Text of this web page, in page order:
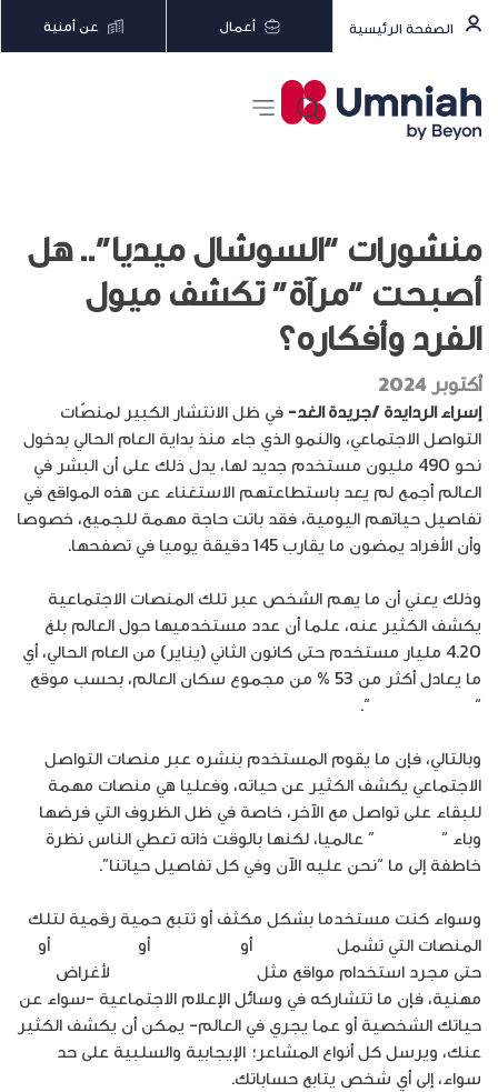
الصفحة الرئيسية أعمال عن أمنية
منشورات “السوشال ميديا”.. هل
أصبحت “مرآة” تكشف ميول
الفرد وأفكاره؟
أكتوبر 2024
إسراء الردايدة /جريدة الغد- في ظل الانتشار الكبير لمنصّات
التواصل الاجتماعي، والنمو الذي جاء منذ بداية العام الحالي بدخول
نحو 490 مليون مستخدم جديد لها، يدل ذلك على أن البشر في
العالم أجمع لم يعد باستطاعتهم الاستغناء عن هذه المواقع في
تفاصيل حياتهم اليومية، فقد باتت حاجة مهمة للجميع، خصوصا
وأن الأفراد يمضون ما يقارب 145 دقيقة يوميا في تصفحها.
وذلك يعني أن ما يهم الشخص عبر تلك المنصات الاجتماعية
يكشف الكثير عنه، علما أن عدد مستخدميها حول العالم بلغ
4.20 مليار مستخدم حتى كانون الثاني (يناير) من العام الحالي، أي
ما يعادل أكثر من 53 % من مجموع سكان العالم، بحسب موقع
“
“.
وبالتالي، فإن ما يقوم المستخدم بنشره عبر منصات التواصل
الاجتماعي يكشف الكثير عن حياته، وفعليا هي منصات مهمة
للبقاء على تواصل مع الآخر، خاصة في ظل الظروف التي فرضها
وباء “
” عالميا، لكنها بالوقت ذاته تعطي الناس نظرة
خاطفة إلى ما “نحن عليه الآن وفي كل تفاصيل حياتنا”.
وسواء كنت مستخدما بشكل مكثف أو تتبع حمية رقمية لتلك
المنصات التي تشمل
أو أو
أو
حتى مجرد استخدام مواقع مثل
لأغراض
مهنية، فإن ما تتشاركه في وسائل الإعلام الاجتماعية -سواء عن
حياتك الشخصية أو عما يجري في العالم- يمكن أن يكشف الكثير
عنك، ويرسل كل أنواع المشاعر؛ الإيجابية والسلبية على حد
سواء، إلى أي شخص يتابع حساباتك.